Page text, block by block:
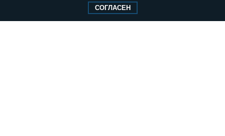
Свидетельство о регистрации Эл № ФС77-
СОГЛАСЕН